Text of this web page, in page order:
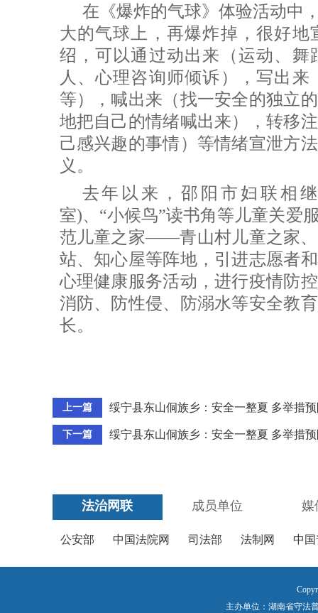
在《爆炸的气球》体验活动中
大的气球上，再爆炸掉，很好
绍，可以通过动出来（运动、
人、心理咨询师倾诉），写出
等），喊出来（找一安全的独立
地把自己的情绪喊出来），转移
己感兴趣的事情）等情绪宣泄方
义。
去年以来，邵阳市妇联相
室)、“小候鸟”读书角等儿童关爱
范儿童之家——青山村儿童之家
站、知心屋等阵地，引进志愿者
心理健康服务活动，进行疫情防
消防、防性侵、防溺水等安全教
长。
上一篇 绥宁县东山侗族乡：安全一整夏 多举措
下一篇 绥宁县东山侗族乡：安全一整夏 多举措
法治网联 成员单位 媒
公安部 中国法院网 司法部 法制网 中
主办单位：湖南省守法